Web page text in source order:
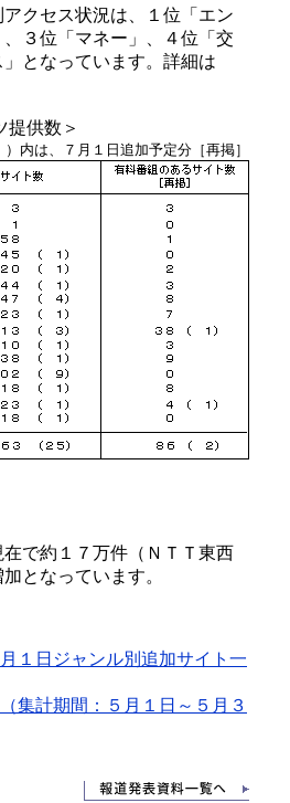
クセス状況は、１位「エン
３位「マネー」、４位「交
となっています。詳細は
提供数＞
）内は、７月１日追加予定分［再掲］
で約１７万件（ＮＴＴ東西
となっています。
１日ジャンル別追加サイト一
集計期間：５月１日～５月３